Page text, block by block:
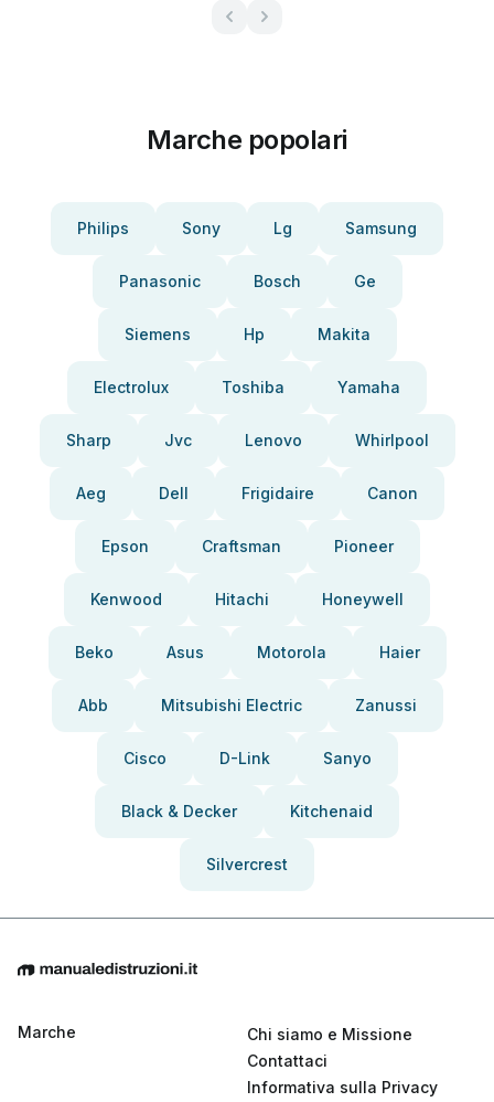
Marche popolari
Philips Sony Lg Samsung
Panasonic Bosch Ge
Siemens Hp Makita
Electrolux Toshiba Yamaha
Sharp Jvc Lenovo Whirlpool
Aeg Dell Frigidaire Canon
Epson Craftsman Pioneer
Kenwood Hitachi Honeywell
Beko Asus Motorola Haier
Abb Mitsubishi Electric Zanussi
Cisco D-Link Sanyo
Black & Decker Kitchenaid
Silvercrest
Marche
Chi siamo e Missione
Contattaci
Informativa sulla Privacy